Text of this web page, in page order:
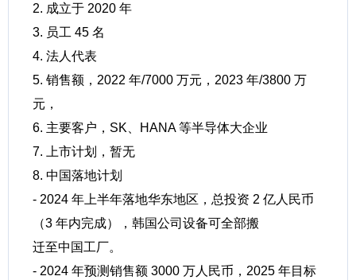
2. 成立于 2020 年
3. 员工 45 名
4. 法人代表
5. 销售额，2022 年/7000 万元，2023 年/3800 万
元，
6. 主要客户，SK、HANA 等半导体大企业
7. 上市计划，暂无
8. 中国落地计划
- 2024 年上半年落地华东地区，总投资 2 亿人民币
（3 年内完成），韩国公司设备可全部搬
迁至中国工厂。
- 2024 年预测销售额 3000 万人民币，2025 年目标